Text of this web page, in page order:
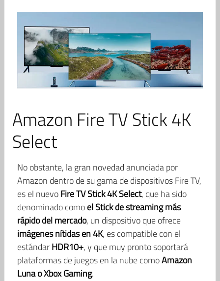
Amazon Fire TV Stick 4K
Select
No obstante, la gran novedad anunciada por
Amazon dentro de su gama de dispositivos Fire TV,
es el nuevoFire TV Stick 4K Select, que ha sido
denominado comoel Stick de streaming más
rápido del mercado, un dispositivo que ofrece
imágenes nítidas en 4K, es compatible con el
estándarHDR10+, y que muy pronto soportará
plataformas de juegos en la nube comoAmazon
Luna o Xbox Gaming.